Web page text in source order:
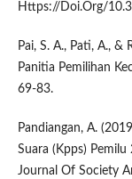
Https://Doi.Org/
Pai, S. A., Pati, A., &
Panitia Pemilihan
69-83.
Pandiangan, A.
Suara (Kpps)
Journal Of Society